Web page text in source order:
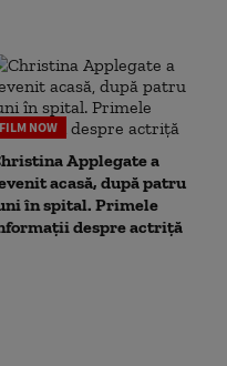
FILM NOW
Applegate a
acasă, după patru
în spital. Primele
despre actriță